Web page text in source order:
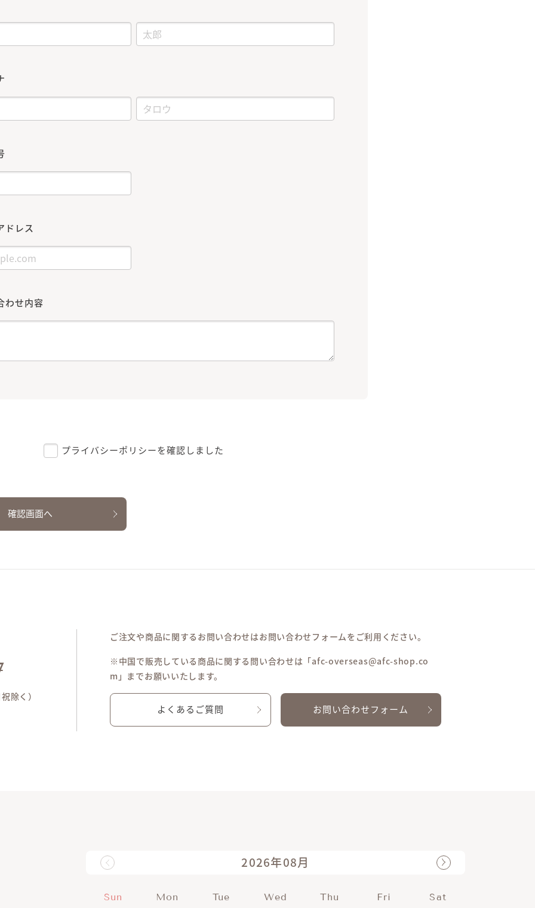
ドレス
わせ内容
プライバシーポリシーを確認しました
除く）
ご注文や商品に関するお問い合わせはお問い合わせフォームをご利用ください。
※中国で販売している商品に関する問い合わせは「afc-overseas@afc-shop.co
m」までお願いいたします。
よくあるご質問 お問い合わせフォーム
2026年08月
Sun Mon Tue Wed Thu Fri Sat